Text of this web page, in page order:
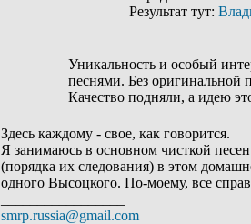
Результат тут:
Уникальность и особый
песнями. Без оригинальной
Качество подняли, а идею
Здесь каждому - свое, как говорится.
Я занимаюсь в основном чисткой
(порядка их следования) в этом
одного Высоцкого. По-моему, все
smrp.russia@gmail.com